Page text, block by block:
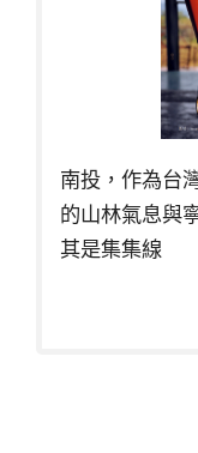
南投，作為台
的山林氣息與
其是集集線